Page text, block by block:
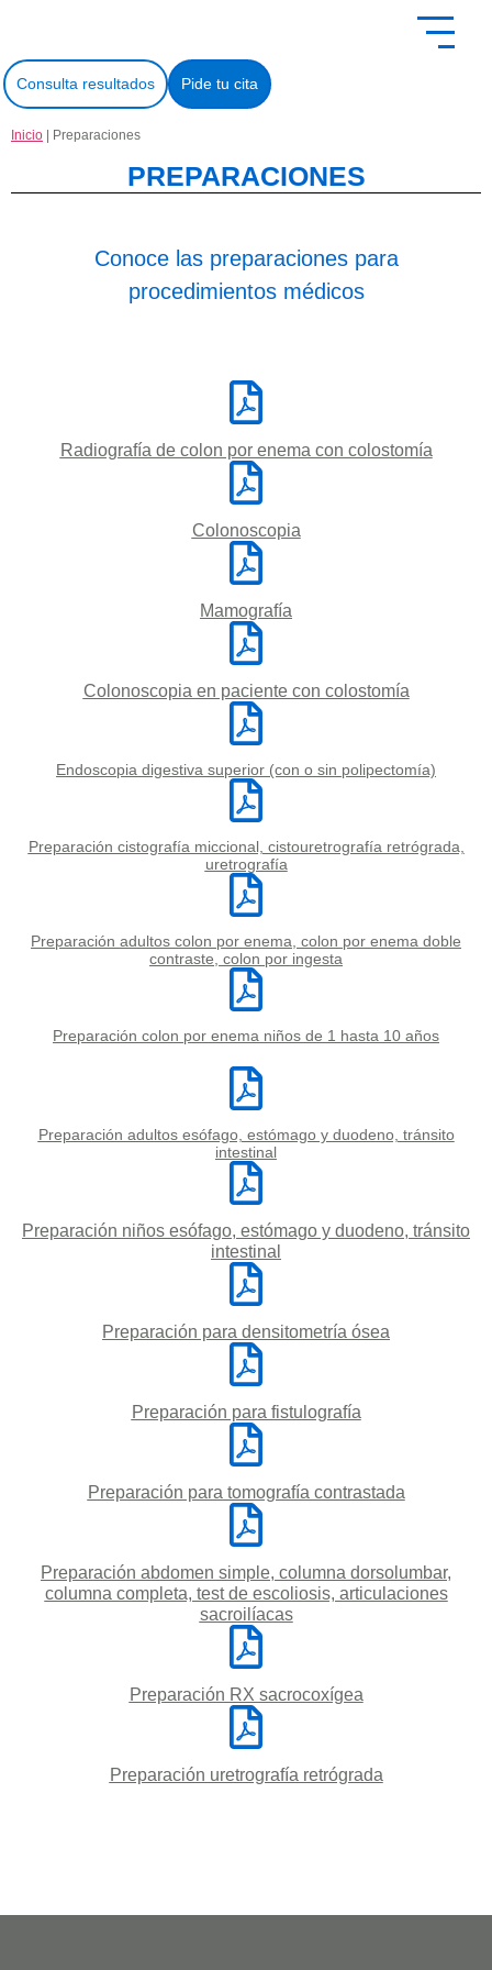
Consulta resultados Pide tu cita
Inicio | Preparaciones
PREPARACIONES
Conoce las preparaciones para
procedimientos médicos
Radiografía de colon por enema con colostomía
Colonoscopia
Mamografía
Colonoscopia en paciente con colostomía
Endoscopia digestiva superior (con o sin polipectomía)
Preparación cistografía miccional, cistouretrografía retrógrada,
uretrografía
Preparación adultos colon por enema, colon por enema doble
contraste, colon por ingesta
Preparación colon por enema niños de 1 hasta 10 años
Preparación adultos esófago, estómago y duodeno, tránsito
intestinal
Preparación niños esófago, estómago y duodeno, tránsito
intestinal
Preparación para densitometría ósea
Preparación para fistulografía
Preparación para tomografía contrastada
Preparación abdomen simple, columna dorsolumbar,
columna completa, test de escoliosis, articulaciones
sacroilíacas
Preparación RX sacrocoxígea
Preparación uretrografía retrógrada